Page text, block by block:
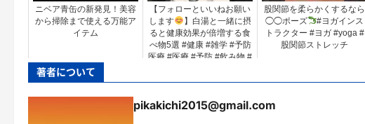
ニベア青缶の新発見！美容
から掃除まで使える万能ア
イテム
【フォローといいねお願い
します
】白湯と一緒に摂
ると健康効果が倍増する食
べ物5選 #健康 #雑学 #予防
医療 #医療 #予防 #飲み物 #
股関節を柔らかくするなら
◯◯ポーズ
#ヨガインス
トラクター #ヨガ #yoga #
股関節ストレッチ
著者について
pikakichi2015@gmail.com